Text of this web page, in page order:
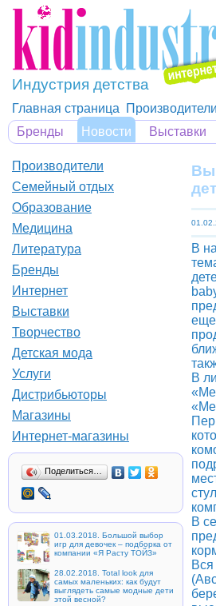
Индустрия детства
Главная страница Производители
Бренды
Новости Выставки
Производители
Семейный отдых
Образование
Медицина
Литература
Бренды
Интернет
Выставки
Творчество
Детская мода
Услуги
Дистрибьюторы
Магазины
Интернет-магазины
Поделиться…
01.03.2018. Большой выбор
игр для девочек – подборка от
компании «Я Расту ТОЙЗ»
28.02.2018. Total look для
самых маленьких: как будут
выглядеть самые модные дети
этой весной?
В
еще
В
В